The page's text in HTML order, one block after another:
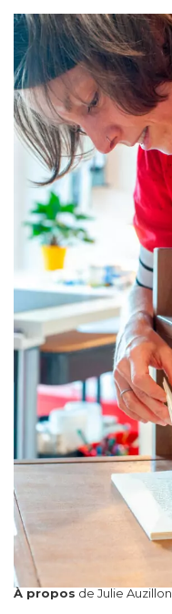
À propos de Julie Auzillon